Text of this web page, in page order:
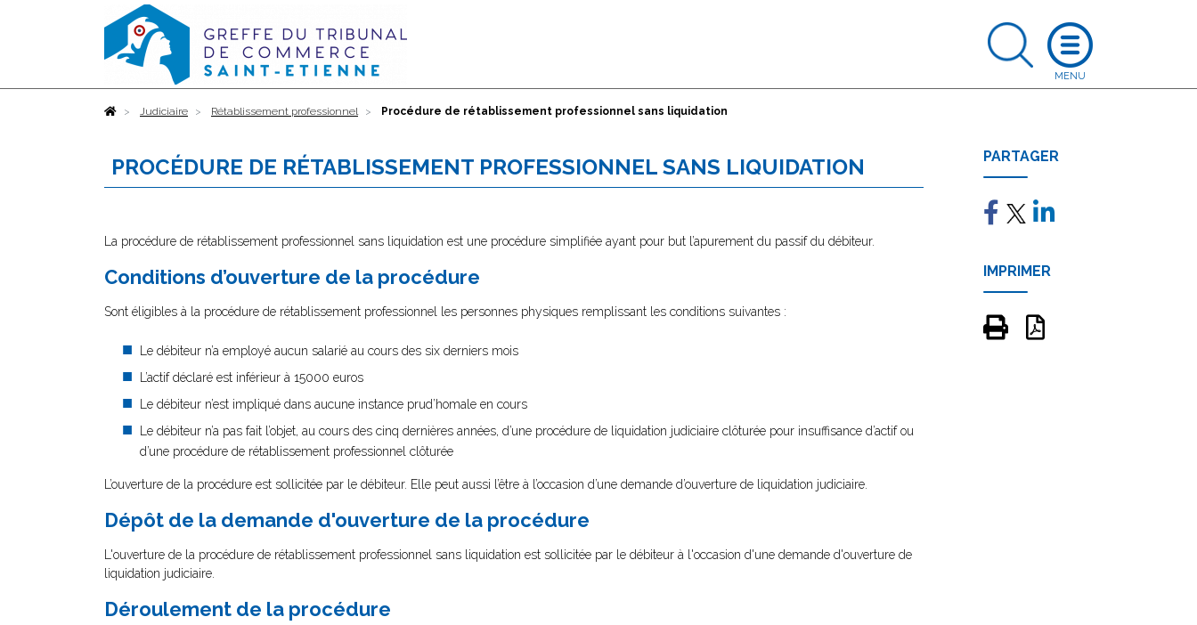
AccueilJudiciaire Rétablissement professionnel Procédure de rétablissement professionnel sans liquidation
PROCÉDURE DE RÉTABLISSEMENT PROFESSIONNEL SANS LIQUIDATION
La procédure de rétablissement professionnel sans liquidation est une procédure simplifiée ayant pour but l’apurement du passif du débiteur.
Conditions d’ouverture de la procédure
Sont éligibles à la procédure de rétablissement professionnel les personnes physiques remplissant les conditions suivantes :
Le débiteur n’a employé aucun salarié au cours des six derniers mois
L’actif déclaré est inférieur à 15000 euros
Le débiteur n’est impliqué dans aucune instance prud’homale en cours
Le débiteur n’a pas fait l’objet, au cours des cinq dernières années, d’une procédure de liquidation judiciaire clôturée pour insuffisance d’actif ou
d’une procédure de rétablissement professionnel clôturée
L’ouverture de la procédure est sollicitée par le débiteur. Elle peut aussi l’être à l’occasion d’une demande d’ouverture de liquidation judiciaire.
Dépôt de la demande d'ouverture de la procédure
L'ouverture de la procédure de rétablissement professionnel sans liquidation est sollicitée par le débiteur à l'occasion d'une demande d'ouverture de
liquidation judiciaire.
Déroulement de la procédure
PARTAGER
IMPRIMER